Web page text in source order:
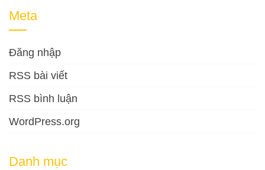
Meta
Đăng nhập
RSS bài viết
RSS bình luận
WordPress.org
Danh mục